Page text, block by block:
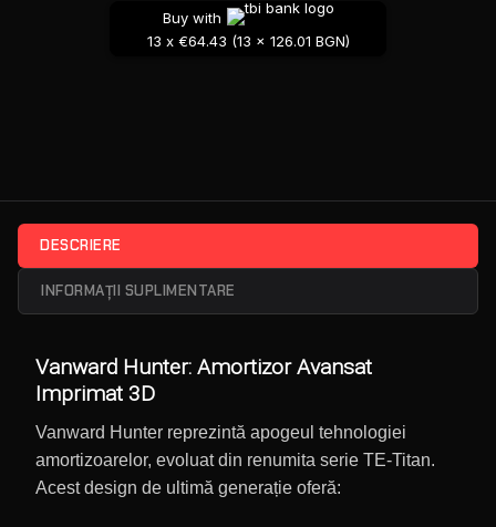
Buy with
13 x €64.43 (13 x 126.01 BGN)
DESCRIERE
INFORMAȚII SUPLIMENTARE
Vanward Hunter: Amortizor Avansat
Imprimat 3D
Vanward Hunter reprezintă apogeul tehnologiei
amortizoarelor, evoluat din renumita serie TE-Titan.
Acest design de ultimă generație oferă: